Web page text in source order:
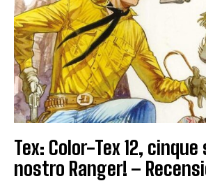
Tex: Color-Tex 12,
nostro Ranger! –